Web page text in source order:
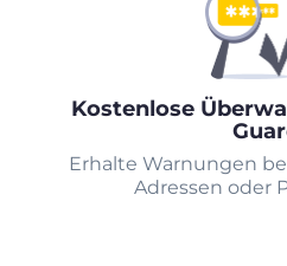
Kostenlose
Erhalte Warnungen
Adressen oder